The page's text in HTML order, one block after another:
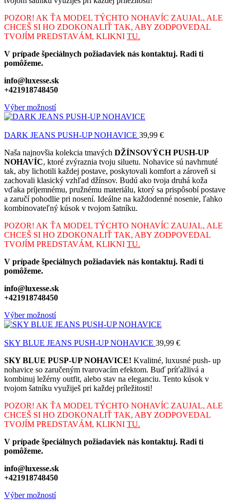
POZOR! AK ŤA MODEL TÝCHTO NOHAVÍC ZAUJAL, ALE
CHCEŠ SI HO ZDOKONALIŤ TAK, ABY ZODPOVEDAL
TVOJÍM PREDSTAVÁM, KLIKNI TU.
V prípade špeciálnych požiadaviek nás kontaktuj. Radi ti
pomôžeme.
info@luxesse.sk
+421918748450
Výber možností
DARK JEANS PUSH-UP NOHAVICE 39,99 €
Naša najnovšia kolekcia tmavých DŽÍNSOVÝCH PUSH-UP
NOHAVÍC, ktoré zvýraznia tvoju siluetu. Nohavice sú navhrnuté
tak, aby lichotili každej postave, poskytovali komfort a zároveň si
zachovali klasický vzhľad džínsov. Budú ako tvoja druhá koža
vďaka príjemnému, pružnému materiálu, ktorý sa prispôsobí postave
a zaručí pohodlie pri nosení. Ideálne na každodenné nosenie, ľahko
kombinovateľný kúsok v tvojom šatníku.
POZOR! AK ŤA MODEL TÝCHTO NOHAVÍC ZAUJAL, ALE
CHCEŠ SI HO ZDOKONALIŤ TAK, ABY ZODPOVEDAL
TVOJÍM PREDSTAVÁM, KLIKNI TU.
V prípade špeciálnych požiadaviek nás kontaktuj. Radi ti
pomôžeme.
info@luxesse.sk
+421918748450
Výber možností
SKY BLUE JEANS PUSH-UP NOHAVICE 39,99 €
SKY BLUE PUSP-UP NOHAVICE! Kvalitné, luxusné push- up
nohavice so zaručeným tvarovacím efektom. Buď príťažlivá a
kombinuj ležérny outfit, alebo stav na eleganciu. Tento kúsok v
tvojom šatníku využiješ pri každej príležitosti!
POZOR! AK ŤA MODEL TÝCHTO NOHAVÍC ZAUJAL, ALE
CHCEŠ SI HO ZDOKONALIŤ TAK, ABY ZODPOVEDAL
TVOJÍM PREDSTAVÁM, KLIKNI TU.
V prípade špeciálnych požiadaviek nás kontaktuj. Radi ti
pomôžeme.
info@luxesse.sk
+421918748450
Výber možností